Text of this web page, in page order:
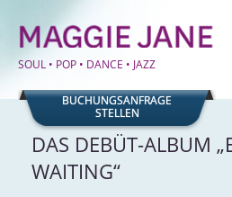
SOUL • POP • DANCE • JAZZ
BUCHUNGSANFRAGE
STELLEN
DAS DEBÜT-ALBUM
WAITING“